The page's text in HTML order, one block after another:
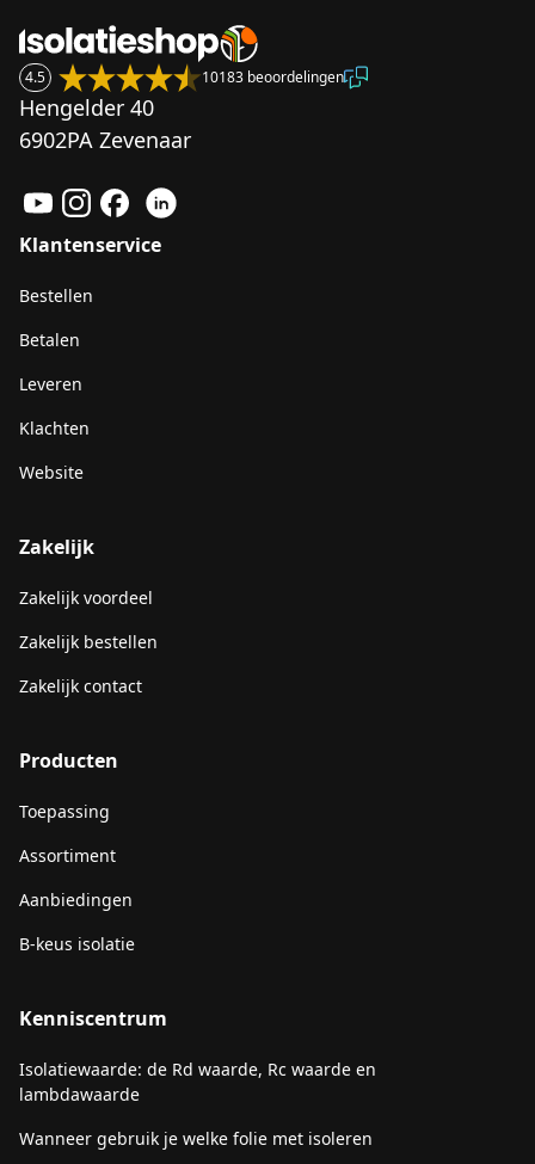
4.5 10183 beoordelingen
Hengelder 40
6902PA Zevenaar
Klantenservice
Bestellen
Betalen
Leveren
Klachten
Website
Zakelijk
Zakelijk voordeel
Zakelijk bestellen
Zakelijk contact
Producten
Toepassing
Assortiment
Aanbiedingen
B-keus isolatie
Kenniscentrum
Isolatiewaarde: de Rd waarde, Rc waarde en
lambdawaarde
Wanneer gebruik je welke folie met isoleren